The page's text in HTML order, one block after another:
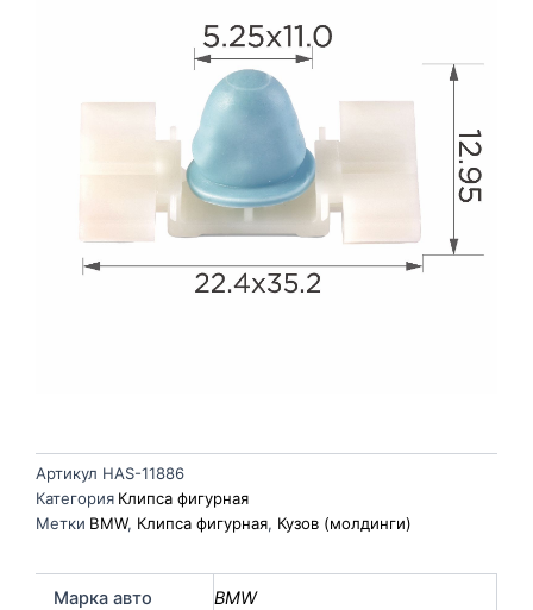
Артикул HAS-11886
Категория Клипса фигурная
Метки BMW, Клипса фигурная, Кузов (молдинги)
Марка авто BMW